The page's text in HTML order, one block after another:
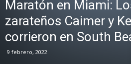
Maratón en Miami:
zarateños Caimer y
corrieron en South
9 febrero, 2022